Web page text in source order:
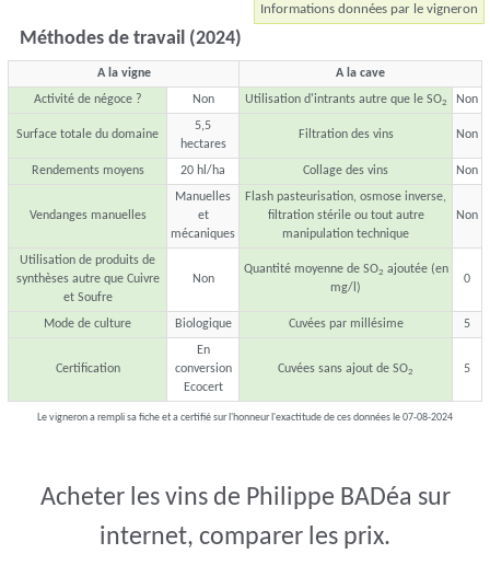
Informations données par le vigneron
Méthodes de travail (2024)
A la vigne
A la cave
Activité de négoce ?
Non Utilisation d'intrants autre que le SO2 Non
Surface totale du domaine
5,5
hectares
Filtration des vins Non
Rendements moyens 20 hl/ha Collage des vins Non
Vendanges manuelles
Manuelles
et
mécaniques
Flash pasteurisation, osmose inverse,
filtration stérile ou tout autre
manipulation technique
Non
Utilisation de produits de
synthèses autre que Cuivre
et Soufre
Non
Quantité moyenne de SO2 ajoutée (en
mg/l)
0
Mode de culture Biologique Cuvées par millésime 5
Certification
En
conversion
Ecocert
Cuvées sans ajout de SO2 5
Le vigneron a rempli sa fiche et a certifié sur l'honneur l'exactitude de ces données le 07-08-2024
Acheter les vins de Philippe BADéa sur
internet, comparer les prix.